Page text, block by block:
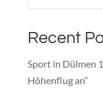
Recent
Sport in Dülmen
Höhenflug an“